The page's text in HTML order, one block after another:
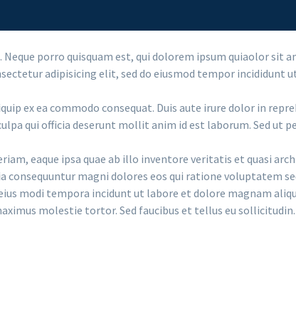
porro quisquam est, qui dolorem ipsum quiaolor sit
adipisicing elit, sed do eiusmod tempor incididunt
ex ea commodo consequat. Duis aute irure dolor in
qui officia deserunt mollit anim id est laborum. Sed ut
eaque ipsa quae ab illo inventore veritatis et quasi
magni dolores eos qui ratione voluptatem
modi tempora incidunt ut labore et dolore magnam
molestie tortor. Sed faucibus et tellus eu